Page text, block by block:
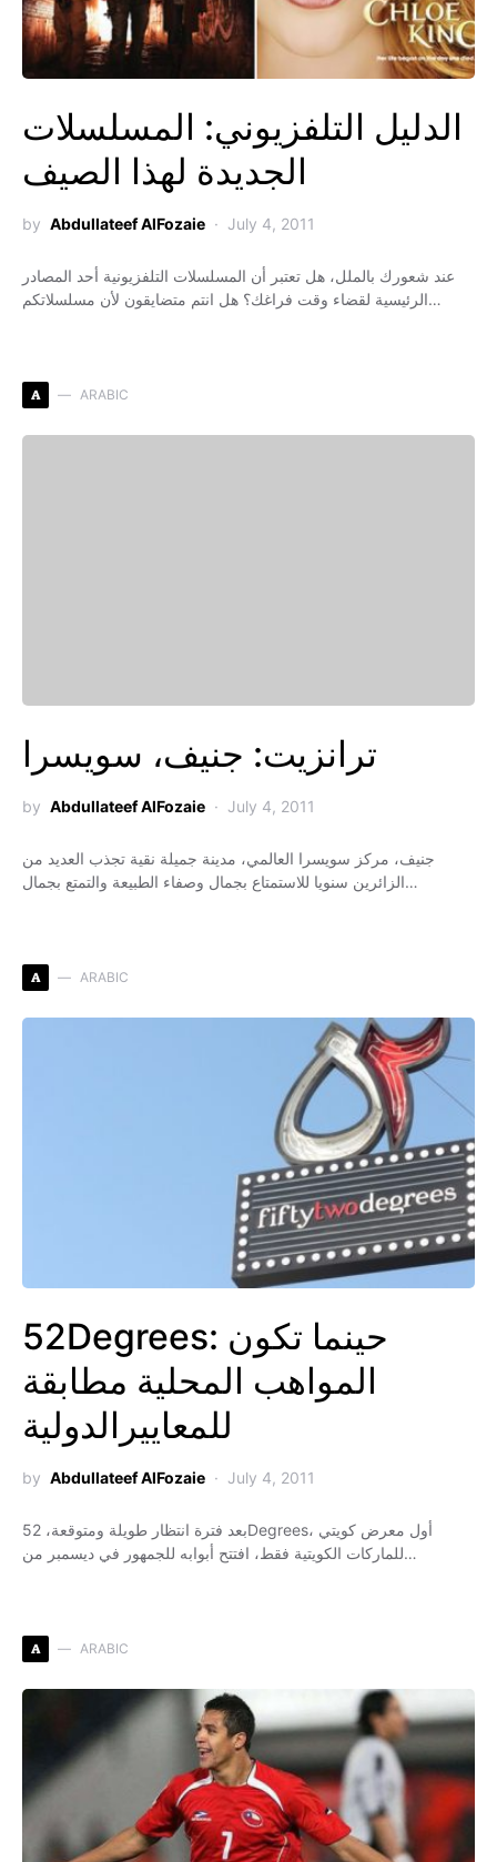
الدليل التلفزيوني: المسلسلات
الجديدة لهذا الصيف
by Abdullateef AlFozaie July 4, 2011
عند شعورك بالملل، هل تعتبر أن المسلسلات التلفزيونية أحد المصادر
الرئيسية لقضاء وقت فراغك؟ هل انتم متضايقون لأن مسلسلاتكم…
A ARABIC
ترانزيت: جنيف، سويسرا
by Abdullateef AlFozaie July 4, 2011
جنيف، مركز سويسرا العالمي، مدينة جميلة نقية تجذب العديد من
الزائرين سنويا للاستمتاع بجمال وصفاء الطبيعة والتمتع بجمال…
A ARABIC
52Degrees: حينما تكون
المواهب المحلية مطابقة
للمعاييرالدولية
by Abdullateef AlFozaie July 4, 2011
بعد فترة انتظار طويلة ومتوقعة، 52Degrees، أول معرض كويتي
للماركات الكويتية فقط، افتتح أبوابه للجمهور في ديسمبر من…
A ARABIC